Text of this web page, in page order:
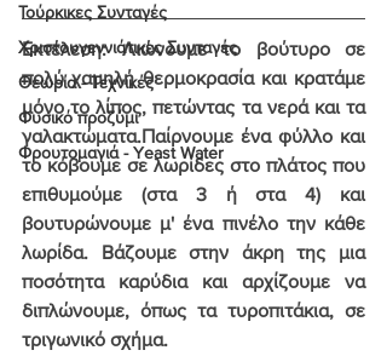
Τούρκικες Συνταγές
Χριστουγεννιάτικες Συνταγές
Θεωρία - Τεχνικές
Φυσικό προζύμι
Φρουτομαγιά - Yeast Water
Εκτέλεση: Λιώνουμε το βούτυρο σε
πολύ χαμηλή θερμοκρασία και κρατάμε
μόνο το λίπος, πετώντας τα νερά και τα
γαλακτώματα.Παίρνουμε ένα φύλλο και
το κόβουμε σε λωρίδες στο πλάτος που
επιθυμούμε (στα 3 ή στα 4) και
βουτυρώνουμε μ' ένα πινέλο την κάθε
λωρίδα. Βάζουμε στην άκρη της μια
ποσότητα καρύδια και αρχίζουμε να
διπλώνουμε, όπως τα τυροπιτάκια, σε
τριγωνικό σχήμα.